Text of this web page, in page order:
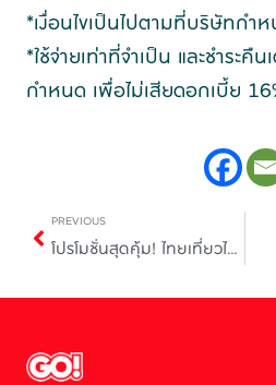
*เงื่อนไขเป็นไปตามที่บริษัทกำ
*ใช้จ่ายเท่าที่จำเป็น และชำระคื
กำหนด เพื่อไม่เสียดอกเบี้ย
PREVIOUS
โปรโมชั่นสุดคุ้ม! ไทยเที่ยวไทย 2025 กับ GO HOTEL